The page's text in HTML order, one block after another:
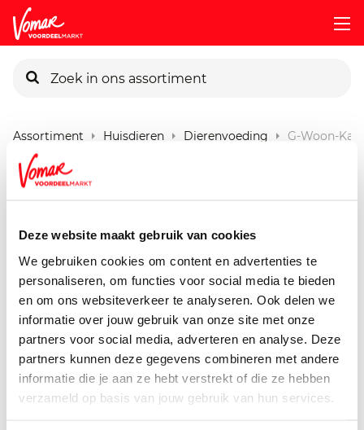
Deze website maakt gebruik van cookies
We gebruiken cookies om content en advertenties te
personaliseren, om functies voor social media te bieden
en om ons websiteverkeer te analyseren. Ook delen we
informatie over jouw gebruik van onze site met onze
partners voor social media, adverteren en analyse. Deze
partners kunnen deze gegevens combineren met andere
informatie die je aan ze hebt verstrekt of die ze hebben
verzameld op basis van jouw gebruik van hun services.
Pincode vergeten
Persoonlijk KIK-account
Assortiment Huisdieren Dierenvoeding G-Woon-
G'woon Kat Premium Senior